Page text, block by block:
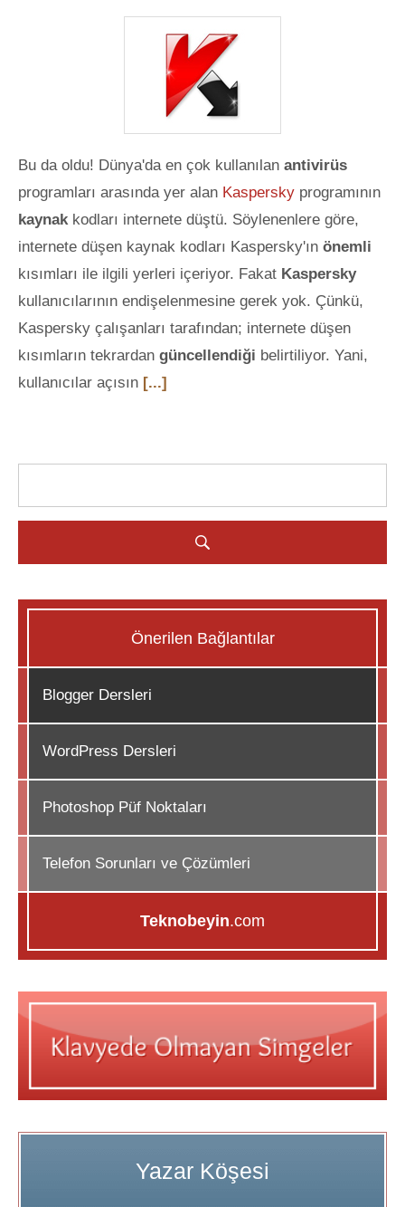
Bu da oldu! Dünya'da en çok kullanılan antivirüs
programları arasında yer alan Kaspersky programının
kaynakkodları internete düştü. Söylenenlere göre,
internete düşen kaynak kodları Kaspersky'ın önemli
kısımları ile ilgili yerleri içeriyor. Fakat Kaspersky
kullanıcılarının endişelenmesine gerek yok. Çünkü,
Kaspersky çalışanları tarafından; internete düşen
kısımların tekrardan güncellendiği belirtiliyor. Yani,
kullanıcılar açısın [...]
Önerilen Bağlantılar
Blogger Dersleri
WordPress Dersleri
Photoshop Püf Noktaları
Telefon Sorunları ve Çözümleri
Teknobeyin.com